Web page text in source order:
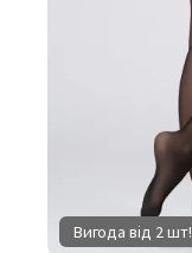
Вигода від 2 шт!